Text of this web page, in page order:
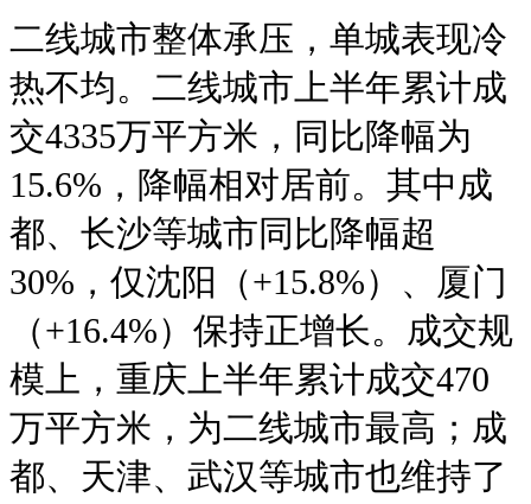
二线城市整体承压，单城表现冷
热不均。二线城市上半年累计成
交4335万平方米，同比降幅为
15.6%，降幅相对居前。其中成
都、长沙等城市同比降幅超
30%，仅沈阳（+15.8%）、厦门
（+16.4%）保持正增长。成交规
模上，重庆上半年累计成交470
万平方米，为二线城市最高；成
都、天津、武汉等城市也维持了